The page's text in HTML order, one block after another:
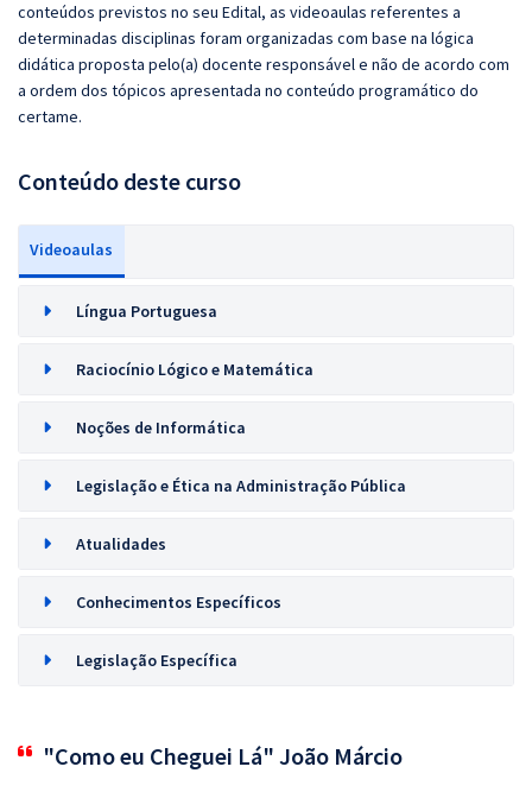
conteúdos previstos no seu Edital, as videoaulas referentes a
determinadas disciplinas foram organizadas com base na lógica
didática proposta pelo(a) docente responsável e não de acordo com
a ordem dos tópicos apresentada no conteúdo programático do
certame.
Conteúdo deste curso
Videoaulas
Língua Portuguesa
Raciocínio Lógico e Matemática
Noções de Informática
Legislação e Ética na Administração Pública
Atualidades
Conhecimentos Específicos
Legislação Específica
"Como eu Cheguei Lá" João Márcio